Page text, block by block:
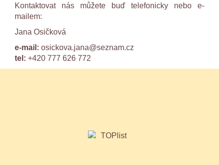
Kontaktovat nás můžete buď telefonicky nebo e-
mailem:
Jana Osičková
e-mail: osickova.jana@seznam.cz
tel: +420 777 626 772